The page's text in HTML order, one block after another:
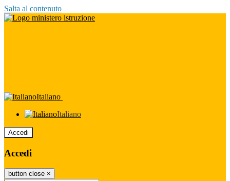
Salta al contenuto
Italiano
Italiano
Accedi
Accedi
button close ×